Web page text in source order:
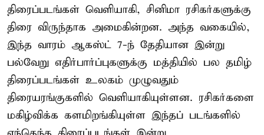
திரைப்படங்கள் வெளியாகி, சினிமா ரசிகர்களுக்கு
திரை விருந்தாக அமைகின்றன. அந்த வகையில்,
இந்த வாரம் ஆகஸ்ட் 7-ந் தேதியான இன்று
பல்வேறு எதிர்பார்ப்புகளுக்கு மத்தியில் பல தமிழ்
திரைப்படங்கள் உலகம் முழுவதும்
திரையரங்குகளில் வெளியாகியுள்ளன. ரசிகர்களை
மகிழ்விக்க களமிறங்கியுள்ள இந்தப் படங்களில்